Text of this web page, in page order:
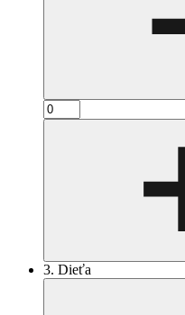
3. Dieťa